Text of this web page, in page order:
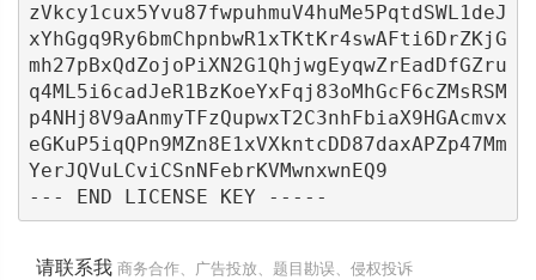
zVkcy1cux5Yvu87fwpuhmuV4huMe5PqtdSWL1deJ
xYhGgq9Ry6bmChpnbwR1xTKtKr4swAFti6DrZKjG
mh27pBxQdZojoPiXN2G1QhjwgEyqwZrEadDfGZru
q4ML5i6cadJeR1BzKoeYxFqj83oMhGcF6cZMsRSM
p4NHj8V9aAnmyTFzQupwxT2C3nhFbiaX9HGAcmvx
eGKuP5iqQPn9MZn8E1xVXkntcDD87daxAPZp47Mm
YerJQVuLCviCSnNFebrKVMwnxwnEQ9
--- END LICENSE KEY -----
请联系我 商务合作、广告投放、题目勘误、侵权投诉